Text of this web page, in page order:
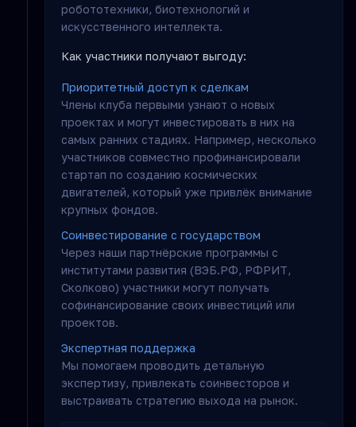
робототехники, биотехнологий и
искусственного интеллекта.
Как участники получают выгоду:
Приоритетный доступ к сделкам
Члены клуба первыми узнают о новых
проектах и могут инвестировать в них на
самых ранних стадиях. Например, несколько
участников совместно профинансировали
стартап по созданию космических
двигателей, который уже привлёк внимание
крупных фондов.
Соинвестирование с государством
Через наши партнёрские программы с
институтами развития (ВЭБ.РФ, РФРИТ,
Сколково) участники могут получать
софинансирование своих инвестиций или
проектов.
Экспертная поддержка
Мы помогаем проводить детальную
экспертизу, привлекать соинвесторов и
выстраивать стратегию выхода на рынок.